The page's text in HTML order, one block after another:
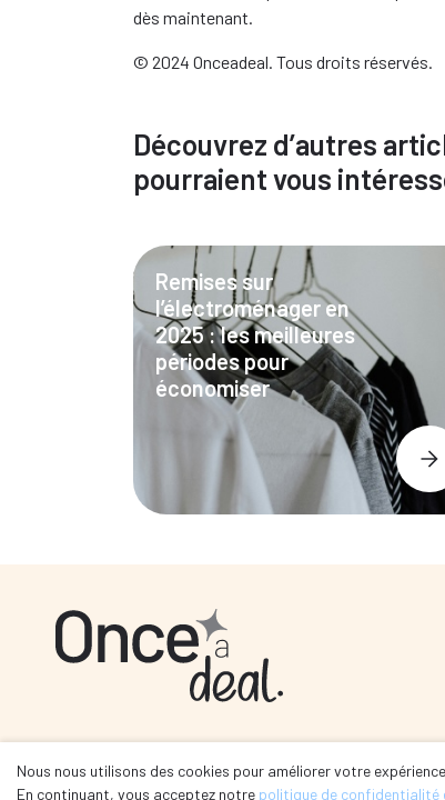
dès maintenant.
© 2024 Onceadeal. Tous droits réservés.
Découvrez d’autres
pourraient vous
Remises sur
l’électroménager en
2025 : les meilleures
périodes pour
économiser
Nous nous utilisons des cookies pour améliorer votre
En continuant, vous acceptez notre politique de confidentialité
Se connecter